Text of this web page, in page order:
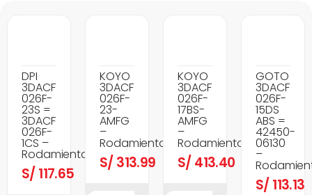
DPI
3DACF
026F-
23S =
3DACF
026F-
1CS –
Rodamientos
S/ 117.65
KOYO
3DACF
026F-
23-
AMFG
–
Rodamientos
S/ 313.99
KOYO
3DACF
026F-
17BS-
AMFG
–
Rodamientos
S/ 413.40
GOTO
3DACF
026F-
15DS
ABS =
42450-
06130
–
S/ 113.13